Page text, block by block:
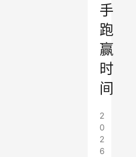
手
跑
赢
时
间
2
0
2
6